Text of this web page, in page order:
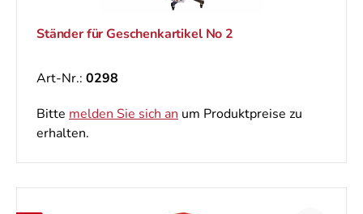
Ständer für Geschenkartikel No 2
Art-Nr.: 0298
Bitte melden Sie sich an um Produktpreise zu
erhalten.